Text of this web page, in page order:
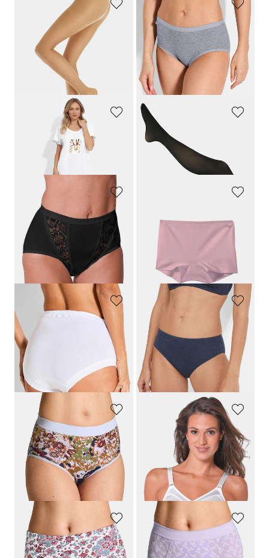
Set van 5 panty's 30 den
13,96 €
19,95 €
SLOGGI
Heupslip in een set van 4
22,50 €45,00 €
Laagste prijs van de afgelopen 30
dagen**: 27,00 €
ESDA
Drie microvezel steunpanty's
29,95 €
SLOGGI
Tailleslip, set van 4
50,95 €
Shorts in een set van 3
27,95 €
Laagste prijs van de afgelopen 30
dagen**: 19,57 €
(-14%)
GÖTTING
Tailleslip van katoen, set van 3
19,95 €
NINA V. C.
Jazzpant, set van 2
14,96 €
24,95 €
Laagste prijs van de afgelopen 30
dagen**: 17,47 €
GOLDNER
Set corrigerende slips van katoen
14,97 €29,95 €
Laagste prijs van de afgelopen 30
dagen**: 17,97 €
(-16%)
Twee comfortabele softbeha's
44,95 €
Laagste prijs van de afgelopen 30
dagen**: 35,96 €
(-12%)
GOLDNER
Set katoenen tailleslips
GOLDNER
Set corrigerende slips van katoen